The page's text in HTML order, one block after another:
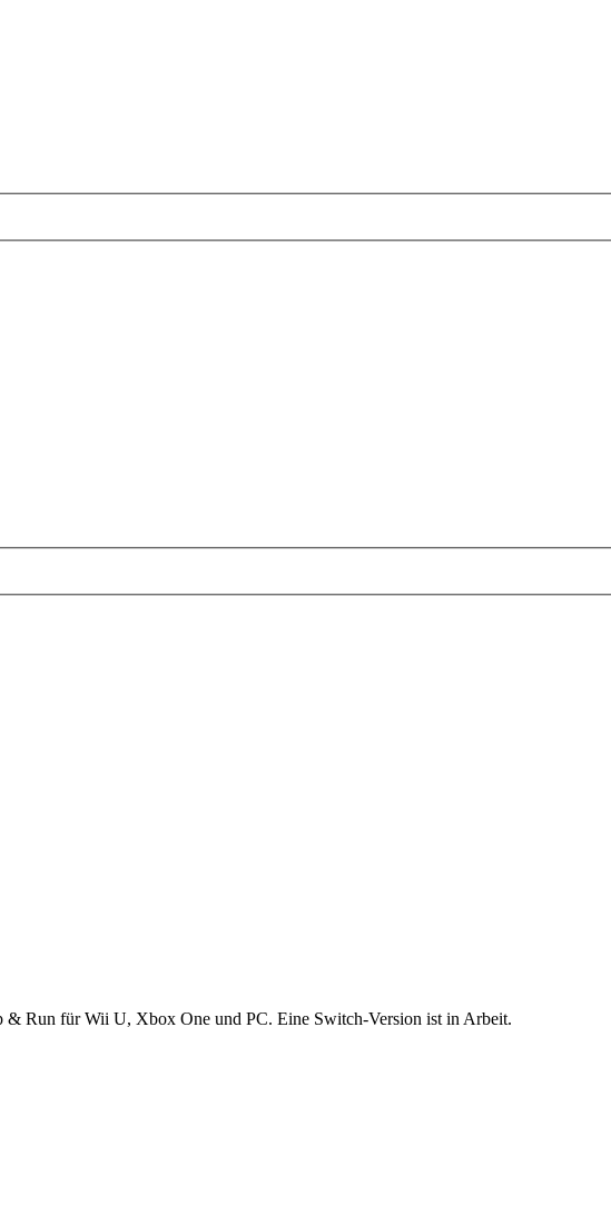
& Run für Wii U, Xbox One und PC. Eine Switch-Version ist in Arbeit.